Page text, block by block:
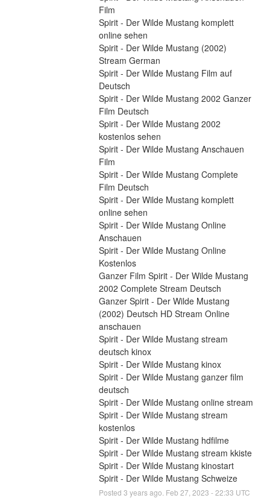
Film
Spirit - Der Wilde Mustang komplett
online sehen
Spirit - Der Wilde Mustang (2002)
Stream German
Spirit - Der Wilde Mustang Film auf
Deutsch
Spirit - Der Wilde Mustang 2002 Ganzer
Film Deutsch
Spirit - Der Wilde Mustang 2002
kostenlos sehen
Spirit - Der Wilde Mustang Anschauen
Film
Spirit - Der Wilde Mustang Complete
Film Deutsch
Spirit - Der Wilde Mustang komplett
online sehen
Spirit - Der Wilde Mustang Online
Anschauen
Spirit - Der Wilde Mustang Online
Kostenlos
Ganzer Film Spirit - Der Wilde Mustang
2002 Complete Stream Deutsch
Ganzer Spirit - Der Wilde Mustang
(2002) Deutsch HD Stream Online
anschauen
Spirit - Der Wilde Mustang stream
deutsch kinox
Spirit - Der Wilde Mustang kinox
Spirit - Der Wilde Mustang ganzer film
deutsch
Spirit - Der Wilde Mustang online stream
Spirit - Der Wilde Mustang stream
kostenlos
Spirit - Der Wilde Mustang hdfilme
Spirit - Der Wilde Mustang stream kkiste
Spirit - Der Wilde Mustang kinostart
Spirit - Der Wilde Mustang Schweize
Posted 3 years ago. Feb 27,2023 -22:33 UTC